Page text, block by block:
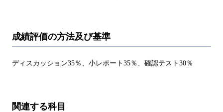
成績評価の方法及び基準
ディスカッション35％、小レポート35％、確認テスト30％
関連する科目